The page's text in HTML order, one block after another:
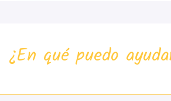
¿En qué puedo